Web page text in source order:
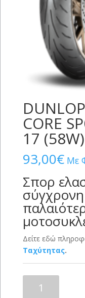
CORE
17 (58W)
93,00€ Με
Σπορ
σύγχρονη
Δείτε εδώ
Ταχύτητας.
QUALIFIER